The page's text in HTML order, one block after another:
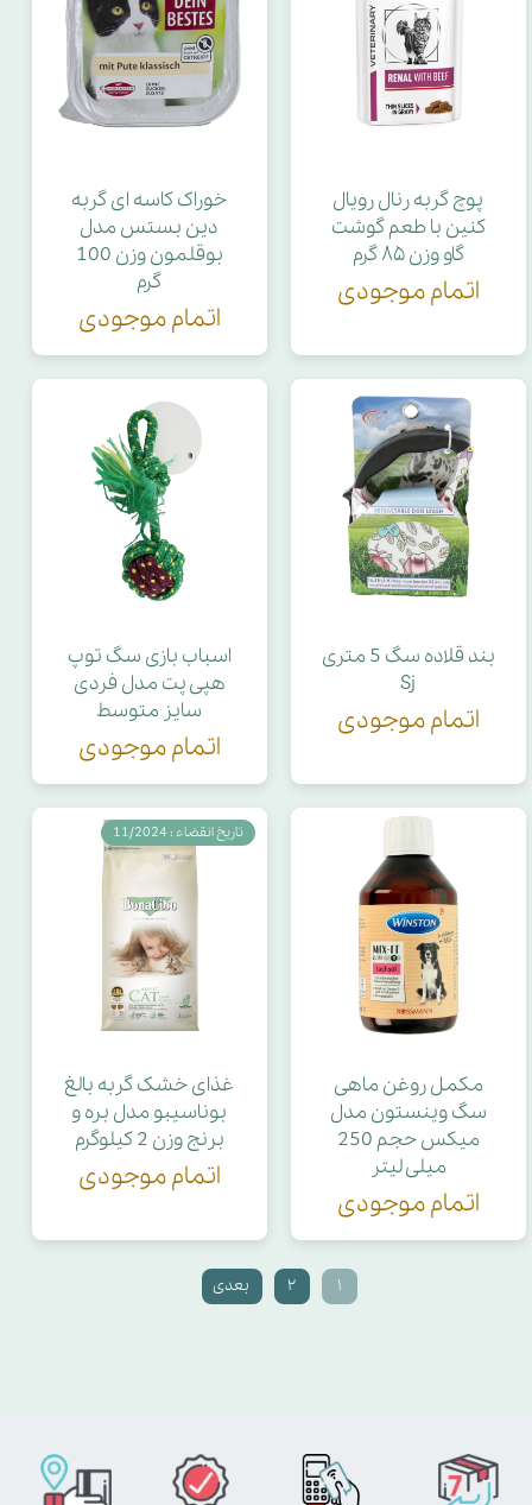
پوچ گربه رنال رویال
کنین با طعم گوشت
گاو وزن ۸۵ گرم
اتمام موجودی
خوراک کاسه ای گربه
دین بستس مدل
بوقلمون وزن 100
گرم
اتمام موجودی
بند قلاده سگ 5 متری
Sj
اتمام موجودی
اسباب بازی سگ توپ
هپی پت مدل فردی
سایز متوسط
اتمام موجودی
مکمل روغن ماهی
سگ وینستون مدل
میکس حجم 250
میلی لیتر
اتمام موجودی
غذای خشک گربه بالغ
بوناسیبو مدل بره و
برنج وزن 2 کیلوگرم
اتمام موجودی
تاریخ انقضاء : 11/2024
۱ ۲ بعدی